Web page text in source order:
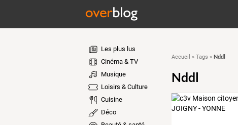
Les plus lus
Cinéma & TV
Musique
Loisirs & Culture
Cuisine
Déco
Accueil » Tags » Nddl
Nddl